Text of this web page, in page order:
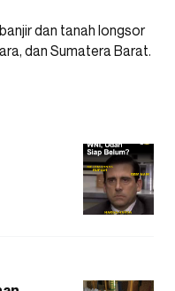
dan tanah longsor
dan Sumatera Barat.